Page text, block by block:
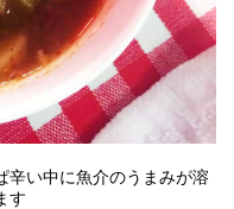
辛い中に魚介のうまみが溶
す